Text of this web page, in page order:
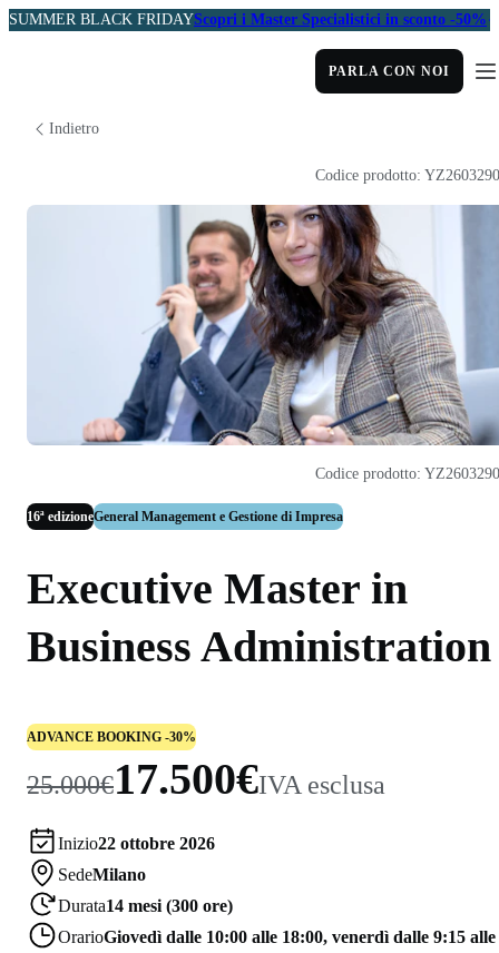
SUMMER BLACK FRIDAYScopri i Master Specialistici in sconto -50%
PARLA CON NOI
Indietro
16ª edizioneGeneral Management e Gestione di Impresa
Executive Master in
Business Administration
ADVANCE BOOKING -30%
25.000€17.500€IVA esclusa
Inizio22 ottobre 2026
SedeMilano
Durata14 mesi (300 ore)
OrarioGiovedì dalle 10:00 alle 18:00, venerdì dalle 9:15 alle
Codice prodotto:
Codice prodotto: